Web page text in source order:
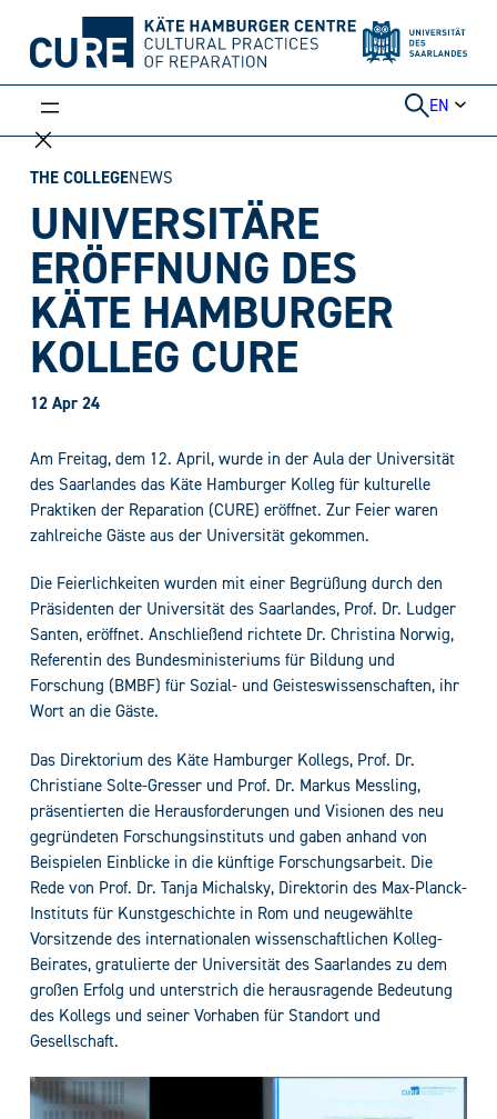
content
EN
THE COLLEGENEWS
UNIVERSITÄRE
ERÖFFNUNG DES
KÄTE HAMBURGER
KOLLEG CURE
12 Apr 24
Am Freitag, dem 12. April, wurde in der Aula der Universität
des Saarlandes das Käte Hamburger Kolleg für kulturelle
Praktiken der Reparation (CURE) eröffnet. Zur Feier waren
zahlreiche Gäste aus der Universität gekommen.
Die Feierlichkeiten wurden mit einer Begrüßung durch den
Präsidenten der Universität des Saarlandes, Prof. Dr. Ludger
Santen, eröffnet. Anschließend richtete Dr. Christina Norwig,
Referentin des Bundesministeriums für Bildung und
Forschung (BMBF) für Sozial- und Geisteswissenschaften, ihr
Wort an die Gäste.
Das Direktorium des Käte Hamburger Kollegs, Prof. Dr.
Christiane Solte-Gresser und Prof. Dr. Markus Messling,
präsentierten die Herausforderungen und Visionen des neu
gegründeten Forschungsinstituts und gaben anhand von
Beispielen Einblicke in die künftige Forschungsarbeit. Die
Rede von Prof. Dr. Tanja Michalsky, Direktorin des Max-Planck-
Instituts für Kunstgeschichte in Rom und neugewählte
Vorsitzende des internationalen wissenschaftlichen Kolleg-
Beirates, gratulierte der Universität des Saarlandes zu dem
großen Erfolg und unterstrich die herausragende Bedeutung
des Kollegs und seiner Vorhaben für Standort und
Gesellschaft.